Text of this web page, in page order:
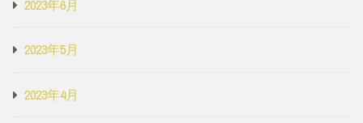
2023年6月
2023年5月
2023年4月